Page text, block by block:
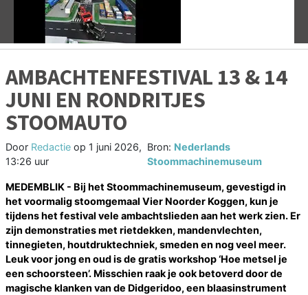
AMBACHTENFESTIVAL 13 & 14
JUNI EN RONDRITJES
STOOMAUTO
Door Redactie op 1 juni 2026,
13:26 uur
Bron: Nederlands
Stoommachinemuseum
MEDEMBLIK - Bij het Stoommachinemuseum, gevestigd in
het voormalig stoomgemaal Vier Noorder Koggen, kun je
tijdens het festival vele ambachtslieden aan het werk zien. Er
zijn demonstraties met rietdekken, mandenvlechten,
tinnegieten, houtdruktechniek, smeden en nog veel meer.
Leuk voor jong en oud is de gratis workshop ‘Hoe metsel je
een schoorsteen’. Misschien raak je ook betoverd door de
magische klanken van de Didgeridoo, een blaasinstrument